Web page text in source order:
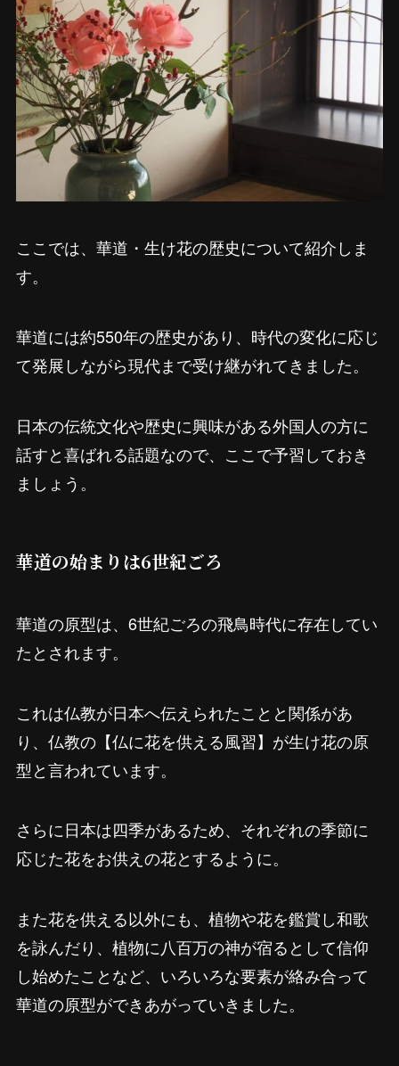
ここでは、華道・生け花の歴史について紹介しま
す。
華道には約550年の歴史があり、時代の変化に応じ
て発展しながら現代まで受け継がれてきました。
日本の伝統文化や歴史に興味がある外国人の方に
話すと喜ばれる話題なので、ここで予習しておき
ましょう。
華道の始まりは6世紀ごろ
華道の原型は、6世紀ごろの飛鳥時代に存在してい
たとされます。
これは仏教が日本へ伝えられたことと関係があ
り、仏教の【仏に花を供える風習】が生け花の原
型と言われています。
さらに日本は四季があるため、それぞれの季節に
応じた花をお供えの花とするように。
また花を供える以外にも、植物や花を鑑賞し和歌
を詠んだり、植物に八百万の神が宿るとして信仰
し始めたことなど、いろいろな要素が絡み合って
華道の原型ができあがっていきました。